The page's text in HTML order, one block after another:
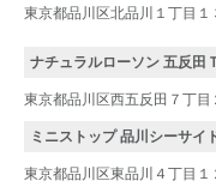
東京都品川区北品川１丁目１
ナチュラルローソン 五反田
東京都品川区西五反田７丁目
ミニストップ 品川シーサイ
東京都品川区東品川４丁目１